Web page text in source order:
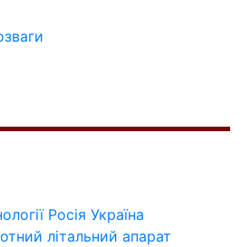
Росія Україна
літальний апарат